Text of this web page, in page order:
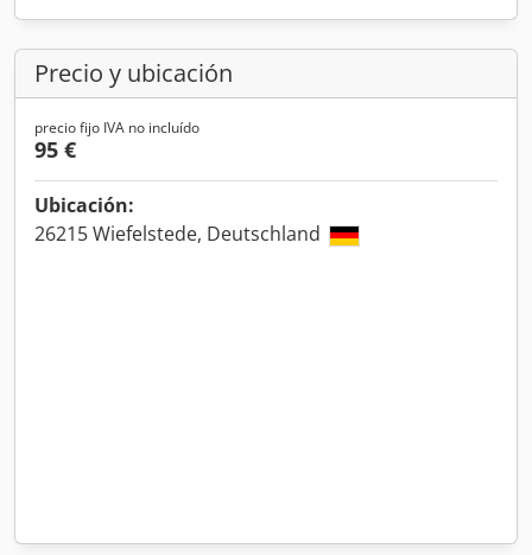
Precio y ubicación
precio fijo IVA no incluído
95 €
Ubicación:
26215 Wiefelstede, Deutschland